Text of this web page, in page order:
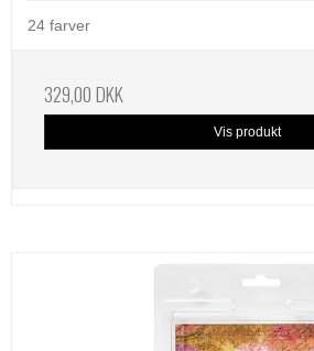
24 farver
329,00 DKK
Vis produkt